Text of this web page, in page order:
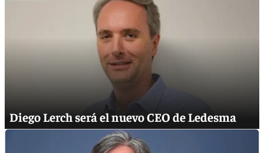
Diego Lerch será el nuevo CEO de Ledesma